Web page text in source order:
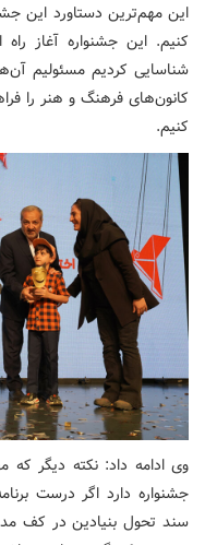
این مهم‌ترین دستاورد این
کنیم. این جشنواره آغاز
شناسایی کردیم مسئولیم
کانون‌های فرهنگ و هنر را
کنیم.
وی ادامه داد: نکته دیگر
جشنواره دارد اگر درست
سند تحول بنیادین در کف